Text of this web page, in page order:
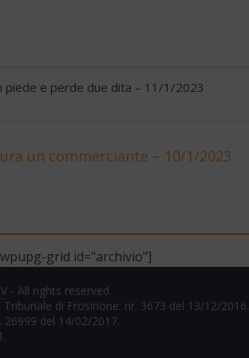
piede e perde due dita – 11/1/2023
un commerciante – 10/1/2023
grid id="archivio"]
- All rights reserved.
di Frosinone: nr. 3673 del 13/12/2016.
26999 del 14/02/2017.